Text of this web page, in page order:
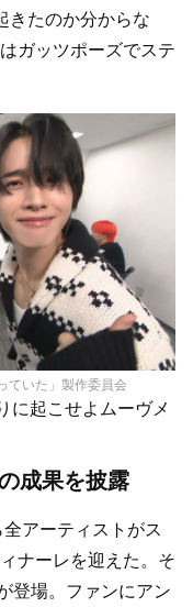
きたのか分からな
ガッツポーズでステ
ていた」製作委員会
に起こせよムーヴメ
成果を披露
アーティストがス
ナーレを迎えた。そ
登場。ファンにアン